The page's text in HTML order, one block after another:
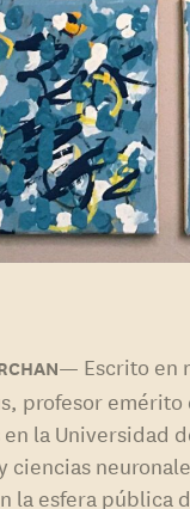
Escrito en
profesor
la Universidad
ciencias
la esfera pública